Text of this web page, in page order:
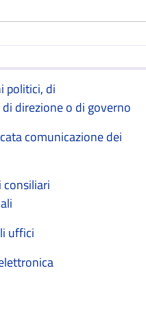
politici, di
direzione o di governo
comunicazione dei
consiliari
uffici